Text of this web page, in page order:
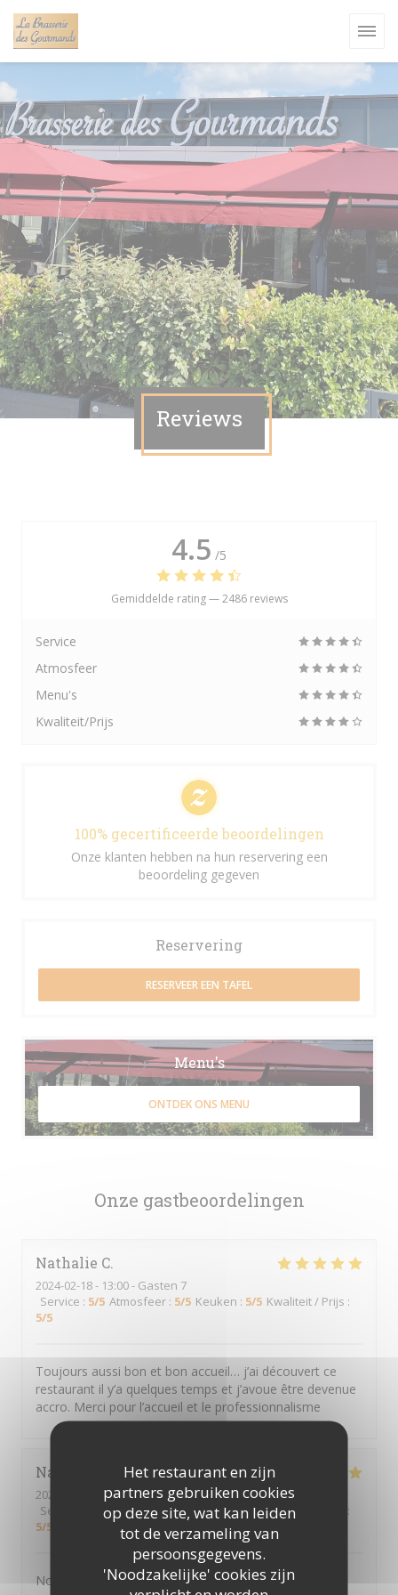
Het restaurant en zijn
partners gebruiken cookies
op deze site, wat kan leiden
tot de verzameling van
persoonsgegevens.
'Noodzakelijke' cookies zijn
Reviews
Onze gastbeoordelingen
Nathalie C
2024-02-18- 13:00 - Gasten 7
Service : 5/5 Atmosfeer : 5/5 Keuken : 5/5 Kwaliteit / Prijs :
5/5
Toujours aussi bon et bon accueil… j’ai découvert ce
restaurant il y’a quelques temps et j’avoue être devenue
accro. Merci pour l’accueil et le professionnalisme
Nathalie
2024-02-18
- 12:30 - Gasten 6
Service
/5 Atmosfeer:5/5 Keuken:5 /5 Kwaliteit / Prijs
:
5/5
Nous nous sommes régalé. Excellent
4.5 /5
Gemiddelde rating —2486 reviews
Service
Atmosfeer
Menu's
Kwaliteit/Prijs
100% gecertificeerde beoordelingen
Onze klanten hebben na hun reservering een
beoordeling gegeven
Reservering
RESERVEER EEN TAFEL
Menu's
ONTDEK ONS MENU